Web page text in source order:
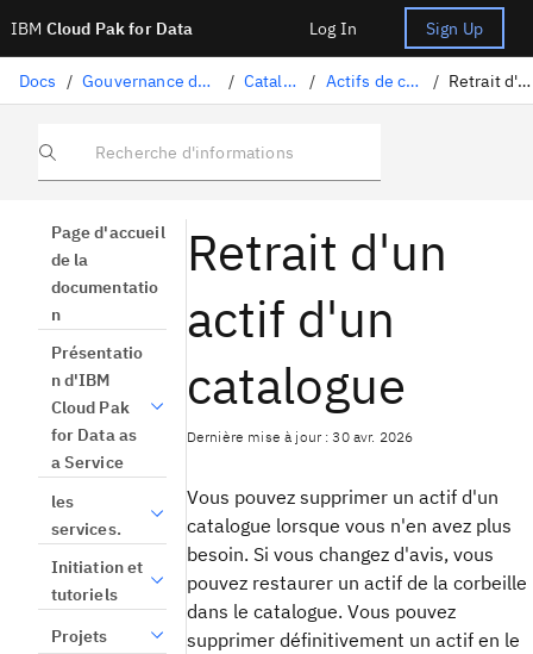
IBM Cloud Pak for Data Log In Sign Up
Docs / Gouvernance des données / Catalogues / Actifs de catalogue / Retrait d'un actif
Recherche d'informations
Page d'accueil
de la
documentatio
n
Présentatio
n d'IBM
Cloud Pak
for Data as
a Service
les
services.
Initiation et
tutoriels
Projets
Retrait d'un
actif d'un
catalogue
Dernière mise à jour : 30 avr. 2026
Vous pouvez supprimer un actif d'un
catalogue lorsque vous n'en avez plus
besoin. Si vous changez d'avis, vous
pouvez restaurer un actif de la corbeille
dans le catalogue. Vous pouvez
supprimer définitivement un actif en le